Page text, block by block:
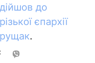
до
єпархії
.